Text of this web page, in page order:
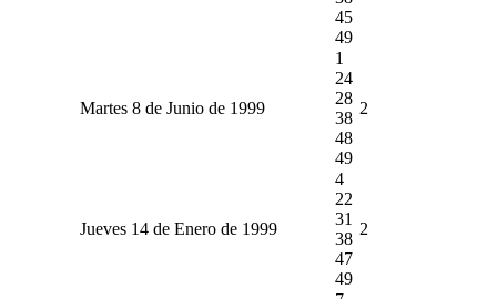
45
49
Martes 8 de Junio de 1999
1
24
28
38
48
49
2
Jueves 14 de Enero de 1999
4
22
31
38
47
49
2